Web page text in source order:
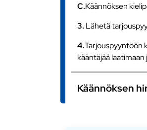
C.Käännöksen
3. Lähetä
4.Tarjouspyyntöön
kääntäjää
Käännöksen